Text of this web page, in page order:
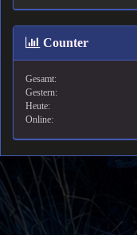
Counter
Gesamt:
Gestern:
Heute:
Online: